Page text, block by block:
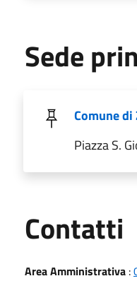
Sede
Comune
Piazza S.
Contatti
Area Amministrativa: